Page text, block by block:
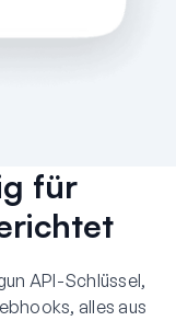
für
API-Schlüssel,
alles aus